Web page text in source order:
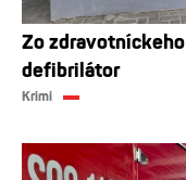
Zo
defibrilátor
Krimi